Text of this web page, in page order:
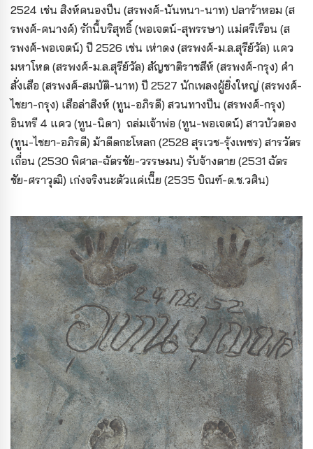
2524 เช่น สิงห์คนองปืน (สรพงศ์-นันทนา-นาท) ปลาร้าหอม (ส
รพงศ์-คนางค์) รักนี้บริสุทธิ์ (พอเจตน์-สุพรรษา) แม่ศรีเรือน (ส
รพงศ์-พอเจตน์) ปี 2526 เช่น เห่าดง (สรพงศ์-ม.ล.สุรีย์วัล) แคว
มหาโหด (สรพงศ์-ม.ล.สุรีย์วัล) สัญชาติราชสีห์ (สรพงศ์-กรุง) คำ
สั่งเสือ (สรพงศ์-สมบัติ-นาท) ปี 2527 นักเพลงผู้ยิ่งใหญ่ (สรพงศ์-
ไชยา-กรุง) เสือล่าสิงห์ (ทูน-อภิรดี) สวนทางปืน (สรพงศ์-กรุง)
อินทรี 4 แคว (ทูน-นิดา) ถล่มเจ้าพ่อ (ทูน-พอเจตน์) สาวบัวตอง
(ทูน-ไชยา-อภิรดี) ม้าดีดกะโหลก (2528 สุรเวช-รุ้งเพชร) สารวัตร
เถื่อน (2530 พิศาล-ฉัตรชัย-วรรษมน) รับจ้างตาย (2531 ฉัตร
ชัย-ศราวุฒิ) เก่งจริงนะตัวแค่เนี๊ย (2535 บิณฑ์-ด.ช.วศิน)